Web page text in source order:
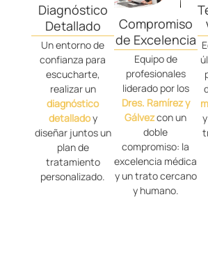
Diagnóstico
Detallado
Un entorno de
confianza para
escucharte,
realizar un
diagnóstico
detalladoy
diseñar juntos un
plan de
tratamiento
personalizado.
Compromiso
de Excelencia
Equipo de
profesionales
liderado por los
Dres. Ramírez y
Gálvezcon un
doble
compromiso: la
excelencia médica
y un trato cercano
y humano.